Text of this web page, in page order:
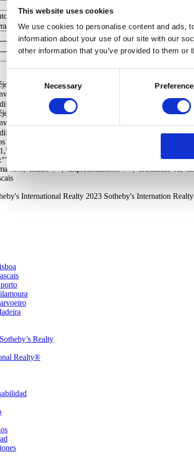
This website uses cookies
We use cookies to personalise content and ads,
information about your use of our site with our
other information that you’ve provided to them
Selection
Necessary
Pisos Viviendas Terrenos
Jardín Ascensor Piscina Condominio
su dirección de correo electrónico para recibir nuevos
Autorizo a Portugal Sotheby's International Realty y a
esta autorización posteriormente en
su dirección de correo electrónico para recibir nuevos
Autorizo a Portugal Sotheby's International Realty y a
esta autorización posteriormente en
Cascais, Cascais&ord=1&dir=1
5 Quartos Cascais,
2023 Sotheby's Internation
Realty
Realty®